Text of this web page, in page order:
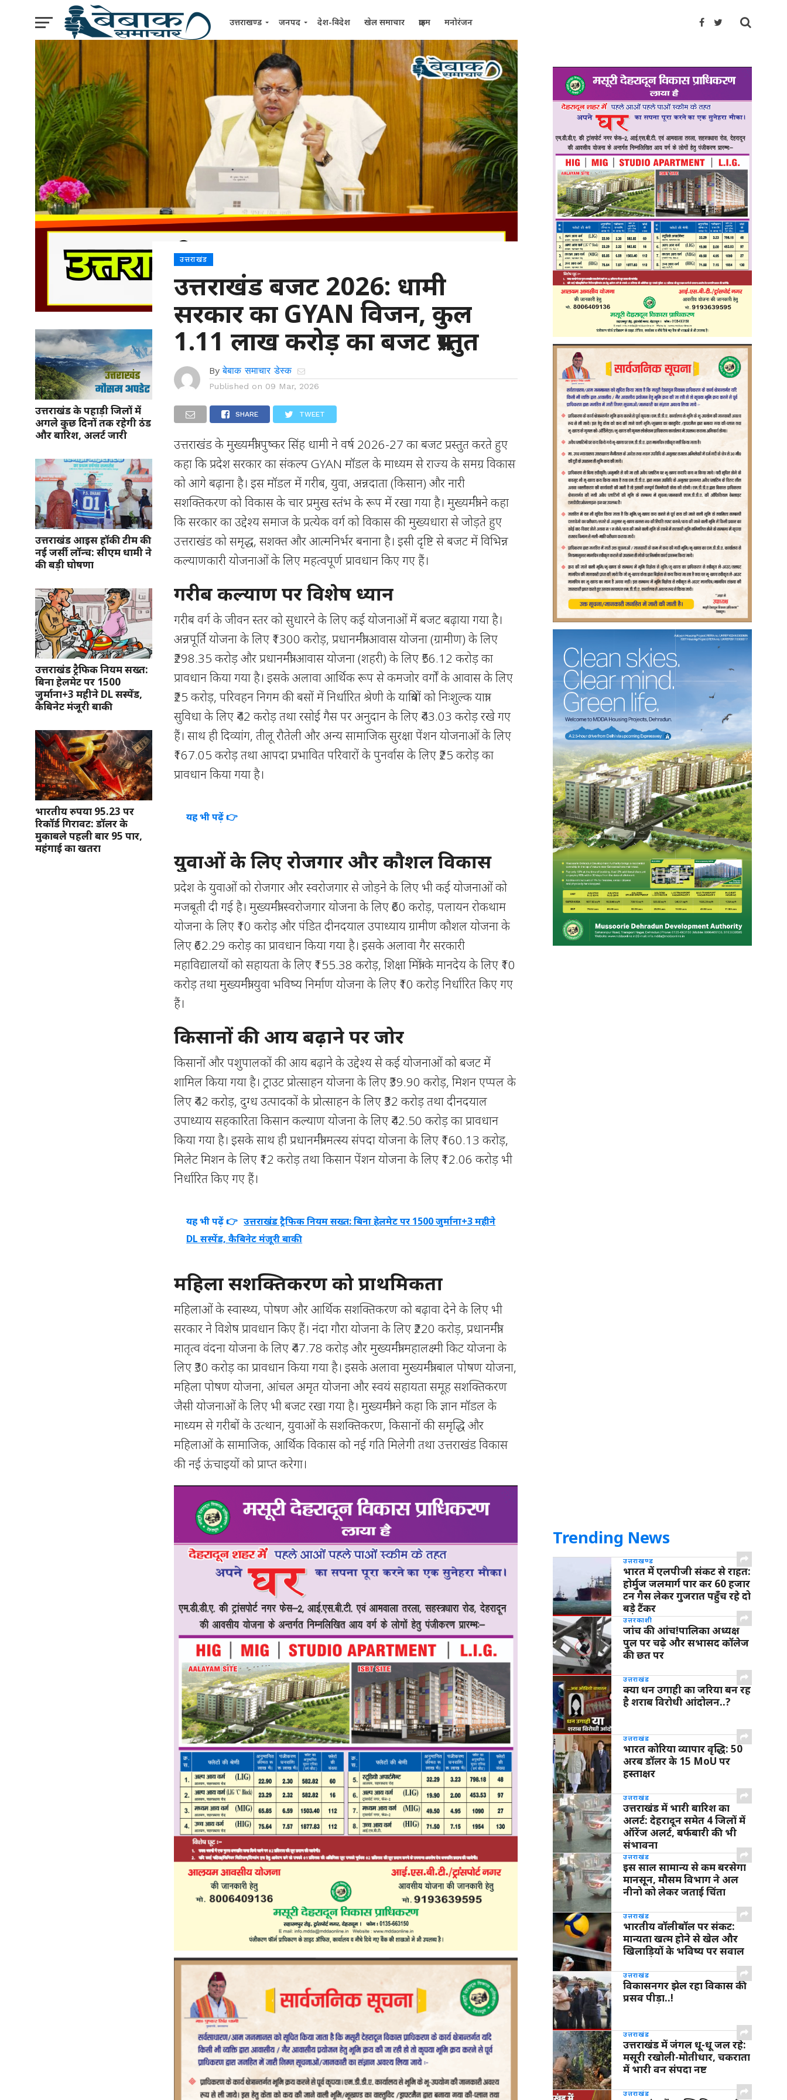
उत्तराखण्ड जनपद देश-विदेश खेल समाचार क्राइम मनोरंजन
उत्तराखंड के पहाड़ी जिलों में
अगले कुछ दिनों तक रहेगी ठंड
और बारिश, अलर्ट जारी
उत्तराखंड आइस हॉकी टीम की
नई जर्सी लॉन्च: सीएम धामी ने
की बड़ी घोषणा
उत्तराखंड ट्रैफिक नियम सख्त:
बिना हेलमेट पर 1500
जुर्माना+3 महीने DL सस्पेंड,
कैबिनेट मंजूरी बाकी
भारतीय रुपया 95.23 पर
रिकॉर्ड गिरावट: डॉलर के
मुकाबले पहली बार 95 पार,
महंगाई का खतरा
उत्तराखंड
उत्तराखंड बजट 2026: धामी
सरकार का GYAN विजन, कुल
1.11 लाख करोड़ का बजट प्रस्तुत
By बेबाक समाचार डेस्क
Published on 09 Mar, 2026
SHARE TWEET
उत्तराखंड के मुख्यमंत्री पुष्कर सिंह धामी ने वर्ष 2026-27 का बजट प्रस्तुत करते हुए
कहा कि प्रदेश सरकार का संकल्प GYAN मॉडल के माध्यम से राज्य के समग्र विकास
को आगे बढ़ाना है। इस मॉडल में गरीब, युवा, अन्नदाता (किसान) और नारी
सशक्तिकरण को विकास के चार प्रमुख स्तंभ के रूप में रखा गया है। मुख्यमंत्री ने कहा
कि सरकार का उद्देश्य समाज के प्रत्येक वर्ग को विकास की मुख्यधारा से जोड़ते हुए
उत्तराखंड को समृद्ध, सशक्त और आत्मनिर्भर बनाना है। इसी दृष्टि से बजट में विभिन्न
कल्याणकारी योजनाओं के लिए महत्वपूर्ण प्रावधान किए गए हैं।
गरीब कल्याण पर विशेष ध्यान
गरीब वर्ग के जीवन स्तर को सुधारने के लिए कई योजनाओं में बजट बढ़ाया गया है।
अन्नपूर्ति योजना के लिए ₹1300 करोड़, प्रधानमंत्री आवास योजना (ग्रामीण) के लिए
₹298.35 करोड़ और प्रधानमंत्री आवास योजना (शहरी) के लिए ₹56.12 करोड़ का
प्रावधान किया गया है। इसके अलावा आर्थिक रूप से कमजोर वर्गों के आवास के लिए
₹25 करोड़, परिवहन निगम की बसों में निर्धारित श्रेणी के यात्रियों को निःशुल्क यात्रा
सुविधा के लिए ₹42 करोड़ तथा रसोई गैस पर अनुदान के लिए ₹43.03 करोड़ रखे गए
हैं। साथ ही दिव्यांग, तीलू रौतेली और अन्य सामाजिक सुरक्षा पेंशन योजनाओं के लिए
₹167.05 करोड़ तथा आपदा प्रभावित परिवारों के पुनर्वास के लिए ₹25 करोड़ का
प्रावधान किया गया है।
यह भी पढ़ें 👉
युवाओं के लिए रोजगार और कौशल विकास
प्रदेश के युवाओं को रोजगार और स्वरोजगार से जोड़ने के लिए भी कई योजनाओं को
मजबूती दी गई है। मुख्यमंत्री स्वरोजगार योजना के लिए ₹60 करोड़, पलायन रोकथाम
योजना के लिए ₹10 करोड़ और पंडित दीनदयाल उपाध्याय ग्रामीण कौशल योजना के
लिए ₹62.29 करोड़ का प्रावधान किया गया है। इसके अलावा गैर सरकारी
महाविद्यालयों को सहायता के लिए ₹155.38 करोड़, शिक्षा मित्रों के मानदेय के लिए ₹10
करोड़ तथा मुख्यमंत्री युवा भविष्य निर्माण योजना के लिए ₹10 करोड़ निर्धारित किए गए
हैं।
किसानों की आय बढ़ाने पर जोर
किसानों और पशुपालकों की आय बढ़ाने के उद्देश्य से कई योजनाओं को बजट में
शामिल किया गया है। ट्राउट प्रोत्साहन योजना के लिए ₹39.90 करोड़, मिशन एप्पल के
लिए ₹42 करोड़, दुग्ध उत्पादकों के प्रोत्साहन के लिए ₹32 करोड़ तथा दीनदयाल
उपाध्याय सहकारिता किसान कल्याण योजना के लिए ₹42.50 करोड़ का प्रावधान
किया गया है। इसके साथ ही प्रधानमंत्री मत्स्य संपदा योजना के लिए ₹160.13 करोड़,
मिलेट मिशन के लिए ₹12 करोड़ तथा किसान पेंशन योजना के लिए ₹12.06 करोड़ भी
निर्धारित किए गए हैं।
यह भी पढ़ें 👉 उत्तराखंड ट्रैफिक नियम सख्त: बिना हेलमेट पर 1500 जुर्माना+3 महीने
DL सस्पेंड, कैबिनेट मंजूरी बाकी
महिला सशक्तिकरण को प्राथमिकता
महिलाओं के स्वास्थ्य, पोषण और आर्थिक सशक्तिकरण को बढ़ावा देने के लिए भी
सरकार ने विशेष प्रावधान किए हैं। नंदा गौरा योजना के लिए ₹220 करोड़, प्रधानमंत्री
मातृत्व वंदना योजना के लिए ₹47.78 करोड़ और मुख्यमंत्री महालक्ष्मी किट योजना के
लिए ₹30 करोड़ का प्रावधान किया गया है। इसके अलावा मुख्यमंत्री बाल पोषण योजना,
महिला पोषण योजना, आंचल अमृत योजना और स्वयं सहायता समूह सशक्तिकरण
जैसी योजनाओं के लिए भी बजट रखा गया है। मुख्यमंत्री ने कहा कि ज्ञान मॉडल के
माध्यम से गरीबों के उत्थान, युवाओं के सशक्तिकरण, किसानों की समृद्धि और
महिलाओं के सामाजिक, आर्थिक विकास को नई गति मिलेगी तथा उत्तराखंड विकास
की नई ऊंचाइयों को प्राप्त करेगा।
Trending News
उत्तराखण्ड
भारत में एलपीजी संकट से राहत:
होर्मुज जलमार्ग पार कर 60 हजार
टन गैस लेकर गुजरात पहुँच रहे दो
बड़े टैंकर
उत्तरकाशी
जांच की आंच!पालिका अध्यक्ष
पुल पर चढ़े और सभासद कॉलेज
की छत पर
उत्तराखंड
क्या धन उगाही का जरिया बन रह
है शराब विरोधी आंदोलन..?
उत्तराखंड
भारत कोरिया व्यापार वृद्धि: 50
अरब डॉलर के 15 MoU पर
हस्ताक्षर
उत्तराखंड
उत्तराखंड में भारी बारिश का
अलर्ट: देहरादून समेत 4 जिलों में
ऑरेंज अलर्ट, बर्फबारी की भी
संभावना
उत्तराखंड
इस साल सामान्य से कम बरसेगा
मानसून, मौसम विभाग ने अल
नीनो को लेकर जताई चिंता
उत्तराखंड
भारतीय वॉलीबॉल पर संकट:
मान्यता खत्म होने से खेल और
खिलाड़ियों के भविष्य पर सवाल
उत्तराखंड
विकासनगर झेल रहा विकास की
प्रसव पीड़ा..!
उत्तराखंड
उत्तराखंड में जंगल धू-धू जल रहे:
मसूरी रखोली-मोतीधार, चकराता
में भारी वन संपदा नष्ट
उत्तराखंड